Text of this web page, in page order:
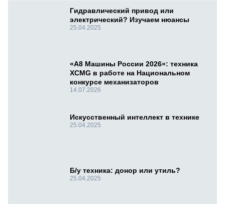
Гидравлический привод или
электрический? Изучаем нюансы
25.04.2025
«А8 Машины России 2026»: техника
XCMG в работе на Национальном
конкурсе механизаторов
14.07.2026
Искусственный интеллект в технике
25.04.2025
Б/у техника: донор или утиль?
25.04.2025